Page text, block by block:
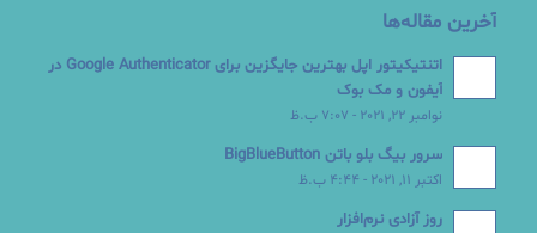
آخرین مقاله‌ها
اتنتیکیتور اپل بهترین جایگزین برای Google Authenticator در
آیفون و مک بوک
نوامبر 22, 2021 - 7:07 ب.ظ
سرور بیگ بلو باتن BigBlueButton
اکتبر 11, 2021 - 4:44 ب.ظ
روز آزادی نرم‌افزار